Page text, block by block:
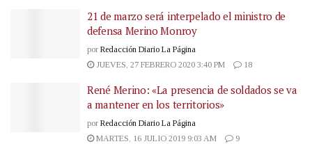
21 de marzo será interpelado el ministro de
defensa Merino Monroy
por Redacción Diario La Página
JUEVES, 27 FEBRERO 2020 3:40 PM
18
René Merino: «La presencia de soldados se va
a mantener en los territorios»
por Redacción Diario La Página
MARTES, 16 JULIO 2019 9:03 AM
9